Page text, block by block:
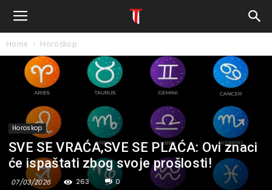
Home Horoskop
Horoskop
SVE SE VRAĆA,SVE SE PLAĆA: Ovi znaci
će ispaštati zbog svoje prošlosti!
07/03/2026 263 0